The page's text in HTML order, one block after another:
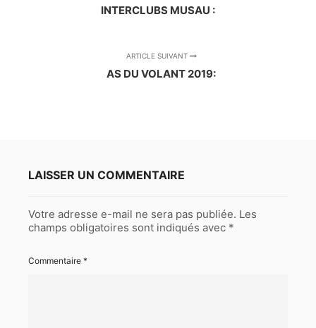
INTERCLUBS MUSAU :
ARTICLE SUIVANT
AS DU VOLANT 2019:
LAISSER UN COMMENTAIRE
Votre adresse e-mail ne sera pas publiée. Les
champs obligatoires sont indiqués avec *
Commentaire *